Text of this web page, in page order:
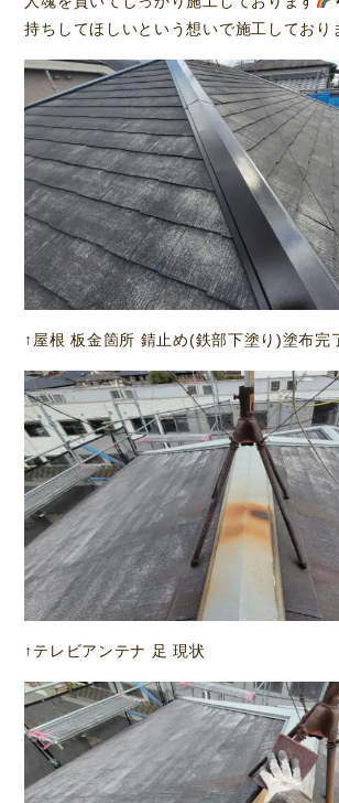
持ちしてほしいという想いで施工しており
↑屋根 板金箇所 錆止め(鉄部下塗り)塗布完
↑テレビアンテナ 足 現状